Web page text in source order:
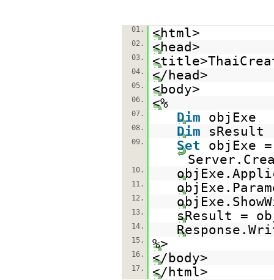
01. <html>
02. <head>
03.
04. </head>
05. <body>
06. <%
07. Dim objExe
08. Dim sResult
09. Set
objExe =
10.
11.
12.
13. sResult =
14.
15. %>
16. </body>
17. </html>